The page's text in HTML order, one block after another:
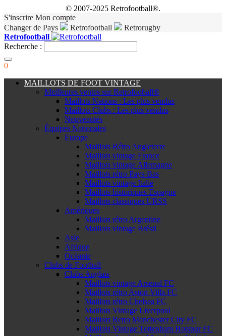
© 2007-2025 Retrofootball®.
S'inscrire Mon compte
Changer de Pays
Retrofootball
Retrorugby
Retrofootball
Recherche :
0
MAILLOTS DE FOOT VINTAGE
Meilleures ventes sur Retrofooball®
Maillots Nations : Les plus vendus
Maillots Clubs : Les plus vendus
Nouveautés
Équipes Nationales
Europe
Maillots Rétro Angleterre
Maillots vintage France
Maillots vintage Allemagne
Maillots rétro Pays-Bas
Maillots vintage Italie
Maillots historiques Espagne
Maillots classiques URSS
Amériques
Maillots rétro Argentine
Maillots vintage Brésil
Asie
Afrique
Océanie
Clubs de Football
Clubs Anglais
Maillots vintage Arsenal FC
Maillots rétro Aston Villa FC
Maillots rétro Chelsea FC
Maillots Vintage Liverpool
Maillots Retro Manchester City FC
Maillots Vintage Tottenham Hotspur FC